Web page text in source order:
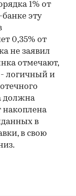
1% от
эту
0,35% от
не заявил
отмечают,
- логичный и
должна
накоплена
в
в свою